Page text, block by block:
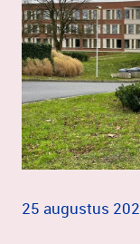
25 augustus